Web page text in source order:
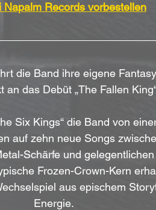
Napalm Records vorbestellen
die Band ihre eigene
an das Debüt „The Fallen
Six Kings“ die Band von
auf zehn neue Songs
Schärfe und
Frozen-Crown-Kern
aus epischem
Energie.